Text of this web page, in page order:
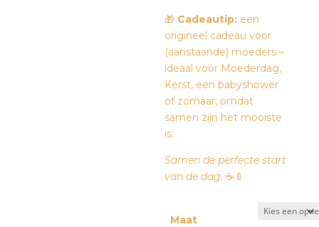
🎁 Cadeautip: een
origineel cadeau voor
(aanstaande) moeders –
ideaal voor Moederdag,
Kerst, een babyshower
of zomaar, omdat
samen zijn het mooiste
is.
Samen de perfecte start
van de dag. ☕🍼
Maat